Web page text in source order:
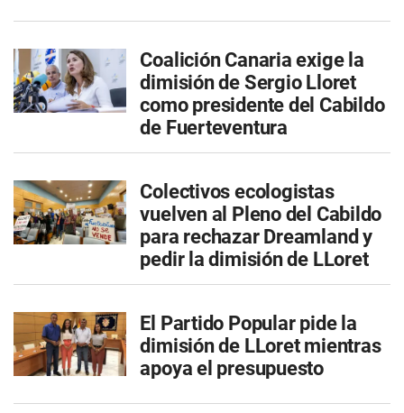
Coalición Canaria exige la
dimisión de Sergio Lloret
como presidente del Cabildo
de Fuerteventura
Colectivos ecologistas
vuelven al Pleno del Cabildo
para rechazar Dreamland y
pedir la dimisión de LLoret
El Partido Popular pide la
dimisión de LLoret mientras
apoya el presupuesto